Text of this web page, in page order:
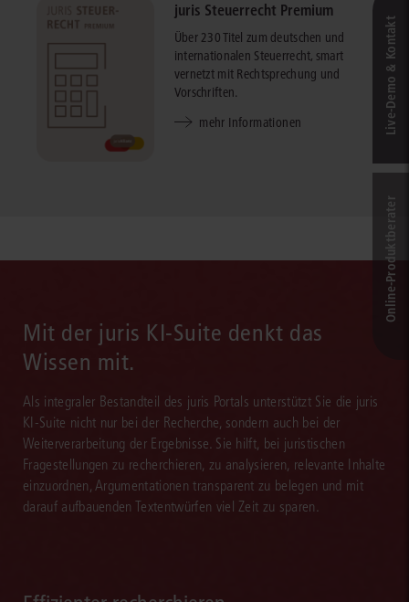
juris Steuerrecht Premium
Über 230 Titel zum deutschen und
internationalen Steuerrecht, smart
vernetzt mit Rechtsprechung und
Vorschriften.
mehr Informationen
Mit der juris KI-Suite denkt das
Wissen mit.
Als integraler Bestandteil des juris Portals unterstützt Sie die juris
KI-Suite nicht nur bei der Recherche, sondern auch bei der
Weiterverarbeitung der Ergebnisse. Sie hilft, bei juristischen
Fragestellungen zu recherchieren, zu analysieren, relevante Inhalte
einzuordnen, Argumentationen transparent zu belegen und mit
darauf aufbauenden Textentwürfen viel Zeit zu sparen.
Live‑Demo & Kontakt
Online-Produkt­berater